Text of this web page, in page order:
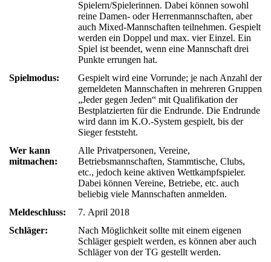
Spielern/Spielerinnen. Dabei können sowohl
reine Damen- oder Herrenmannschaften, aber
auch Mixed-Mannschaften teilnehmen. Gespielt
werden ein Doppel und max. vier Einzel. Ein
Spiel ist beendet, wenn eine Mannschaft drei
Punkte errungen hat.
Spielmodus:
Gespielt wird eine Vorrunde; je nach Anzahl der
gemeldeten Mannschaften in mehreren Gruppen
„Jeder gegen Jeden“ mit Qualifikation der
Bestplatzierten für die Endrunde. Die Endrunde
wird dann im K.O.-System gespielt, bis der
Sieger feststeht.
Wer kann
mitmachen:
Alle Privatpersonen, Vereine,
Betriebsmannschaften, Stammtische, Clubs,
etc., jedoch keine aktiven Wettkampfspieler.
Dabei können Vereine, Betriebe, etc. auch
beliebig viele Mannschaften anmelden.
Meldeschluss:
7. April 2018
Schläger:
Nach Möglichkeit sollte mit einem eigenen
Schläger gespielt werden, es können aber auch
Schläger von der TG gestellt werden.